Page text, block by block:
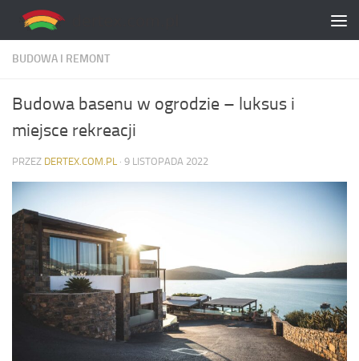
Skip to content
BUDOWA I REMONT
Budowa basenu w ogrodzie – luksus i
miejsce rekreacji
PRZEZ DERTEX.COM.PL · 9 LISTOPADA 2022